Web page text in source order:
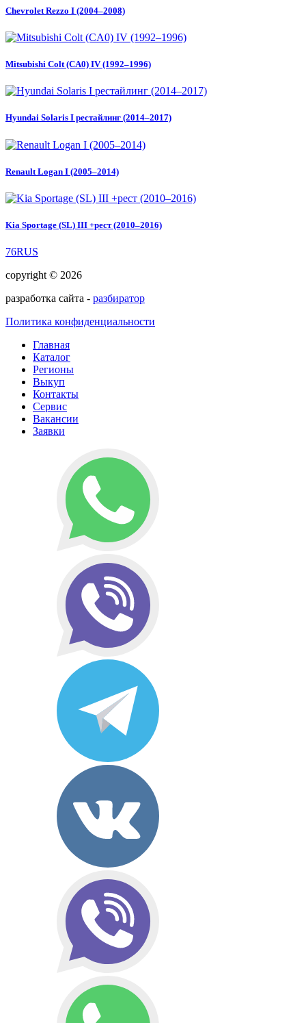
Chevrolet Rezzo I (2004–2008)
Mitsubishi Colt (CA0) IV (1992–1996)
Hyundai Solaris I рестайлинг (2014–2017)
Renault Logan I (2005–2014)
Kia Sportage (SL) III +рест (2010–2016)
76RUS
copyright © 2026
разработка сайта - разбиратор
Политика конфиденциальности
Главная
Каталог
Регионы
Выкуп
Контакты
Сервис
Вакансии
Заявки